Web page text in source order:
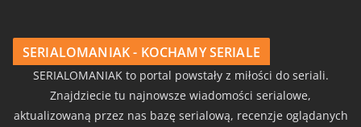
SERIALOMANIAK - KOCHAMY SERIALE
SERIALOMANIAK to portal powstały z miłości do seriali.
Znajdziecie tu najnowsze wiadomości serialowe,
aktualizowaną przez nas bazę serialową, recenzje oglądanych